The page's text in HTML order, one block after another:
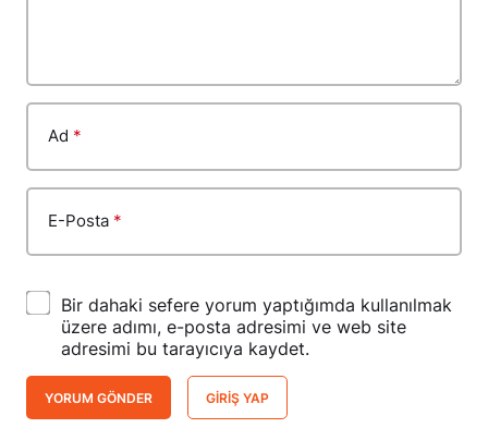
Ad *
E-Posta *
Bir dahaki sefere yorum yaptığımda kullanılmak
üzere adımı, e-posta adresimi ve web site
adresimi bu tarayıcıya kaydet.
YORUM GÖNDER GIRIŞ YAP